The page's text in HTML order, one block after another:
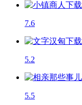
7.6
5.2
5.5